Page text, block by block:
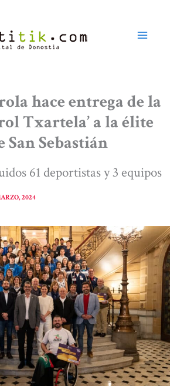
hace entrega de la
Txartela’ a la élite
Sebastián
61 deportistas y 3 equipos
2024